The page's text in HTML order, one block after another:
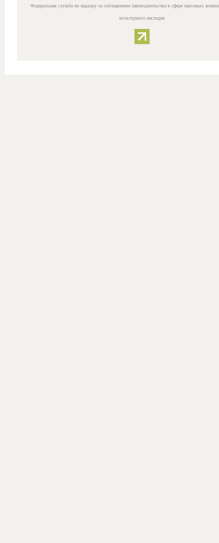
Федеральная служба по надзору за соблюдением законодательства в сфере массовых
культурного наследия